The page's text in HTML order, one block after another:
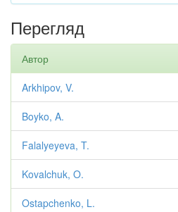
Перегляд
Автор
Arkhipov, V.
Boyko, A.
Falalyeyeva, T.
Kovalchuk, O.
Ostapchenko, L.